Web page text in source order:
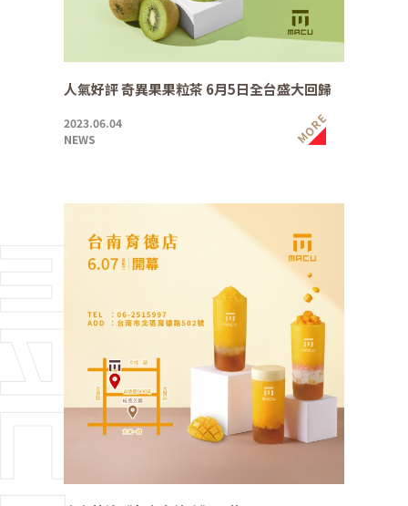
人氣好評 奇異果果粒茶 6月5日全台盛大回歸
2023.06.04
NEWS
MORE